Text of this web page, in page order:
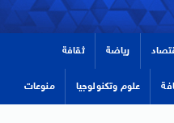
رياضة ثقافة
علوم وتكنولوجيا منوعات